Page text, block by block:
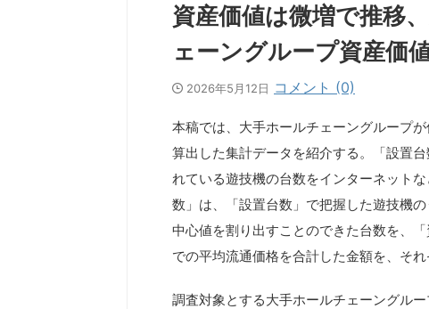
資産価値は微増で推移
ェーングループ資産価
2026年5月12日 コメント (0)
本稿では、大手ホールチェーングループ
算出した集計データを紹介する。「設置
れている遊技機の台数をインターネット
数」は、「設置台数」で把握した遊技機
中心値を割り出すことのできた台数を、
での平均流通価格を合計した金額を、それ
調査対象とする大手ホールチェーングル